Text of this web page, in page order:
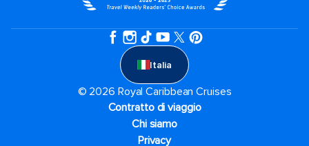
Italia
© 2026 Royal Caribbean Cruises
Contratto di viaggio
Chi siamo
Privacy